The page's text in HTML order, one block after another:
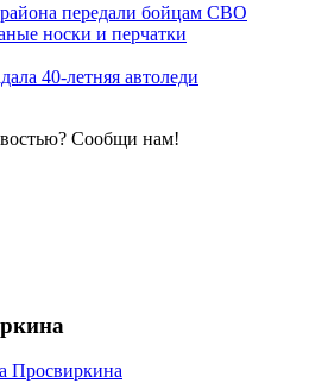
передали бойцам СВО
носки и перчатки
40-летняя автоледи
Сообщи нам!
Просвиркина